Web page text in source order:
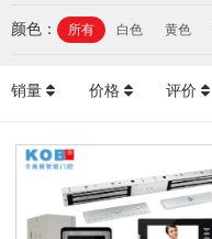
颜色： 所有 白色 黄色
销量 价格 评价